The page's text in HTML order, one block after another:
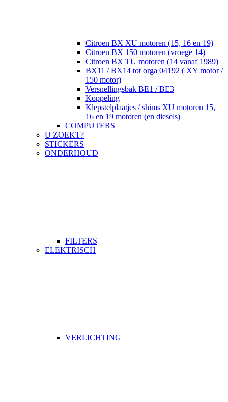
Citroen BX XU motoren (15, 16 en 19)
Citroen BX 150 motoren (vroege 14)
Citroen BX TU motoren (14 vanaf 1989)
BX11 / BX14 tot orga 04192 ( XY motor /
150 motor)
Versnellingsbak BE1 / BE3
Koppeling
Klepstelplaatjes / shims XU motoren 15,
16 en 19 motoren (en diesels)
COMPUTERS
U ZOEKT?
STICKERS
ONDERHOUD
FILTERS
ELEKTRISCH
VERLICHTING